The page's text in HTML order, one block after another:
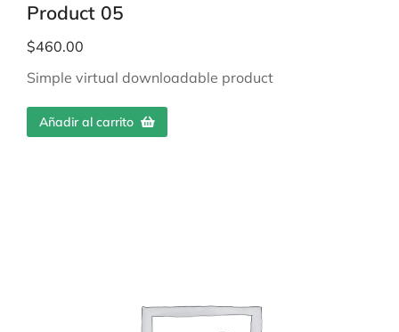
Product 05
$460.00
Simple virtual downloadable product
Añadir al carrito